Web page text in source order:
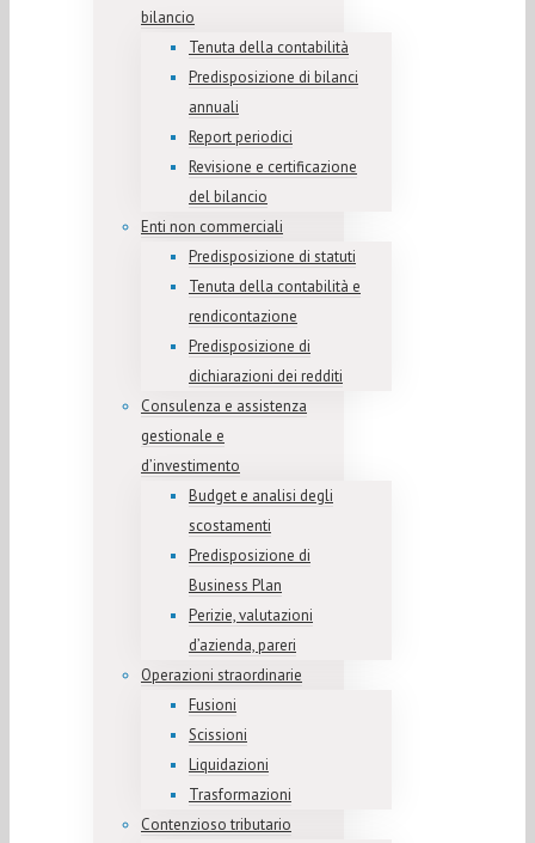
bilancio
Tenuta della contabilità
Predisposizione di bilanci
annuali
Report periodici
Revisione e certificazione
del bilancio
Enti non commerciali
Predisposizione di statuti
Tenuta della contabilità e
rendicontazione
Predisposizione di
dichiarazioni dei redditi
Consulenza e assistenza
gestionale e
d’investimento
Budget e analisi degli
scostamenti
Predisposizione di
Business Plan
Perizie, valutazioni
d’azienda, pareri
Operazioni straordinarie
Fusioni
Scissioni
Liquidazioni
Trasformazioni
Contenzioso tributario